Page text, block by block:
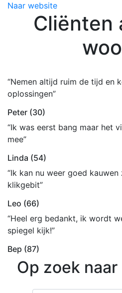
Naar website
Cliënten
“Nemen altijd ruim de tijd en
oplossingen”
Peter (30)
“Ik was eerst bang maar het
mee”
Linda (54)
“Ik kan nu weer goed
klikgebit”
Leo (66)
“Heel erg bedankt, ik wordt
spiegel kijk!”
Bep (87)
Op zoek